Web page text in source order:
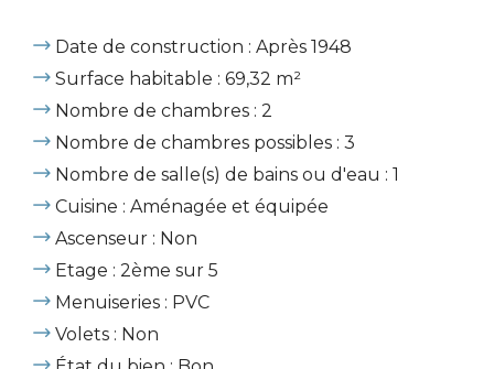
Date de construction : Après 1948
Surface habitable : 69,32 m²
Nombre de chambres : 2
Nombre de chambres possibles : 3
Nombre de salle(s) de bains ou d'eau : 1
Cuisine : Aménagée et équipée
Ascenseur : Non
Etage : 2ème sur 5
Menuiseries : PVC
Volets : Non